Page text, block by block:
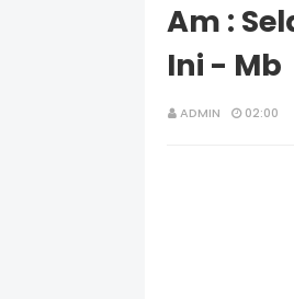
Am :
Ini - Mb
ADMIN 02:00